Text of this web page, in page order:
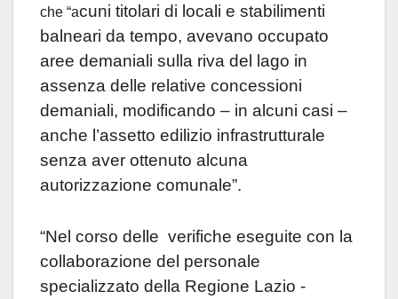
che “acuni titolari di locali e stabilimenti
balneari da tempo, avevano occupato
aree demaniali sulla riva del lago in
assenza delle relative concessioni
demaniali, modificando – in alcuni casi –
anche l’assetto edilizio infrastrutturale
senza aver ottenuto alcuna
autorizzazione comunale”.
“Nel corso delle verifiche eseguite con la
collaborazione del personale
specializzato della Regione Lazio -